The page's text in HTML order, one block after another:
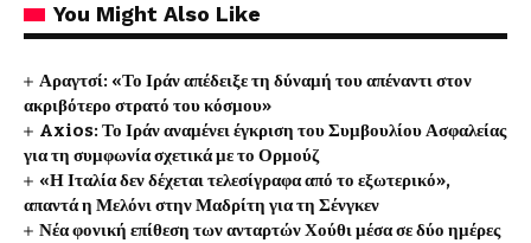
You Might Also Like
Αραγτσί: «Το Ιράν απέδειξε τη δύναμή του απέναντι στον
ακριβότερο στρατό του κόσμου»
Axios: Το Ιράν αναμένει έγκριση του Συμβουλίου Ασφαλείας
για τη συμφωνία σχετικά με το Ορμούζ
«Η Ιταλία δεν δέχεται τελεσίγραφα από το εξωτερικό»,
απαντά η Μελόνι στην Μαδρίτη για τη Σένγκεν
Νέα φονική επίθεση των ανταρτών Χούθι μέσα σε δύο ημέρες